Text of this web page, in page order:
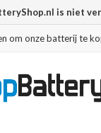
is niet
om onze batterij te